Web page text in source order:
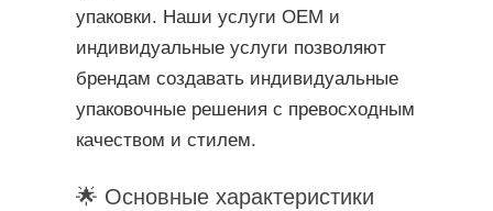
упаковки. Наши услуги OEM и
индивидуальные услуги позволяют
брендам создавать индивидуальные
упаковочные решения с превосходным
качеством и стилем.
🌟 Основные характеристики